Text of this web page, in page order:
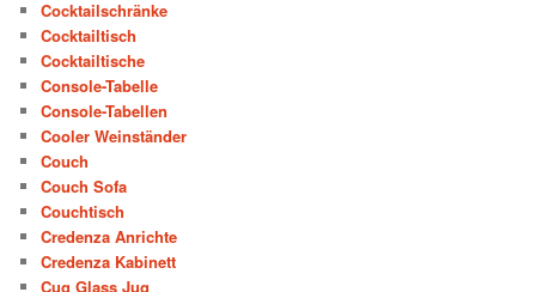
Cocktailschränke
Cocktailtisch
Cocktailtische
Console-Tabelle
Console-Tabellen
Cooler Weinständer
Couch
Couch Sofa
Couchtisch
Credenza Anrichte
Credenza Kabinett
Cug Glass Jug